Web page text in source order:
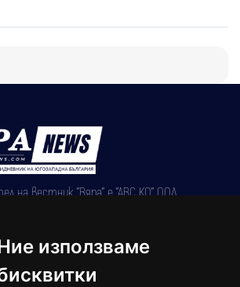
използваме
на вестник "Вяра" е "АВС КО" ООД,
година.
Ботев" 43